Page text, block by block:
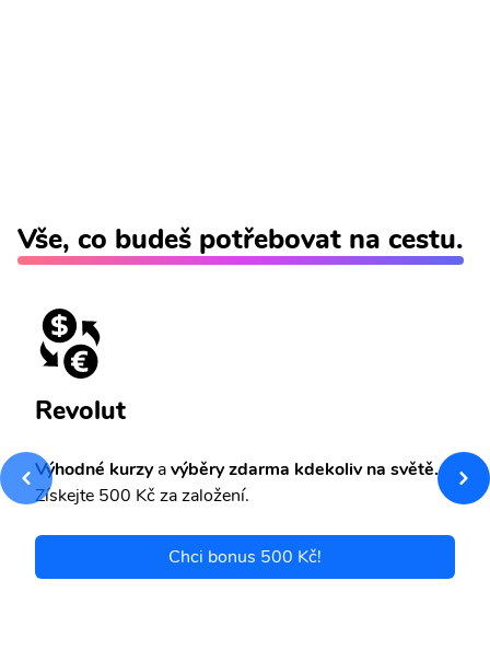
Vše, co budeš potřebovat na cestu.
Revolut
Výhodné kurzyavýběry zdarma kdekoliv na světě.
Získejte 500 Kč za založení.
Chci bonus 500 Kč!